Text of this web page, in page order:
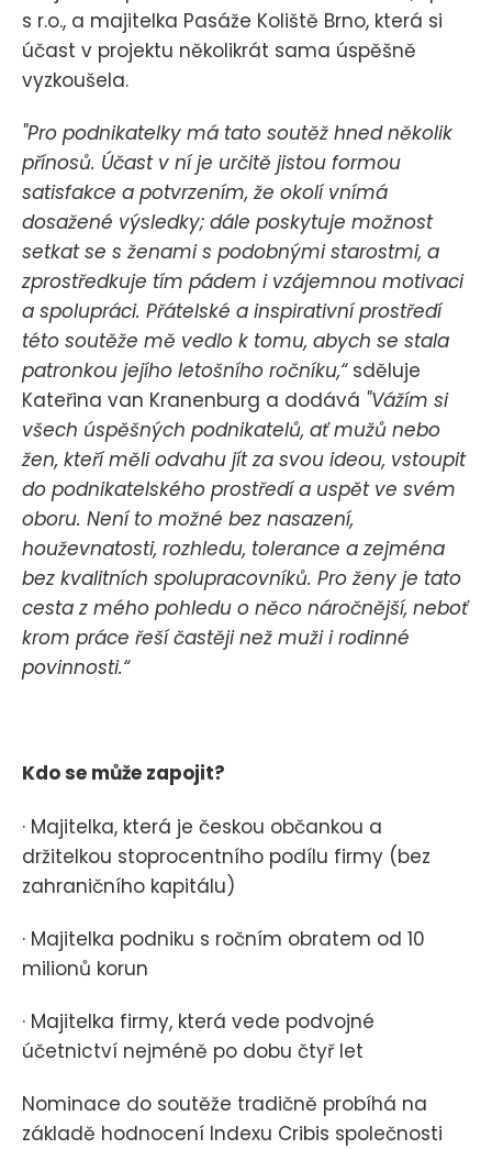
s r.o., a majitelka Pasáže Koliště Brno, která si
účast v projektu několikrát sama úspěšně
vyzkoušela.
"Pro podnikatelky má tato soutěž hned několik
přínosů. Účast v ní je určitě jistou formou
satisfakce a potvrzením, že okolí vnímá
dosažené výsledky; dále poskytuje možnost
setkat se s ženami s podobnými starostmi, a
zprostředkuje tím pádem i vzájemnou motivaci
a spolupráci. Přátelské a inspirativní prostředí
této soutěže mě vedlo k tomu, abych se stala
patronkou jejího letošního ročníku,“sděluje
Kateřina van Kranenburg a dodává "Vážím si
všech úspěšných podnikatelů, ať mužů nebo
žen, kteří měli odvahu jít za svou ideou, vstoupit
do podnikatelského prostředí a uspět ve svém
oboru. Není to možné bez nasazení,
houževnatosti, rozhledu, tolerance a zejména
bez kvalitních spolupracovníků. Pro ženy je tato
cesta z mého pohledu o něco náročnější, neboť
krom práce řeší častěji než muži i rodinné
povinnosti.“
Kdo se může zapojit?
· Majitelka, která je českou občankou a
držitelkou stoprocentního podílu firmy (bez
zahraničního kapitálu)
· Majitelka podniku s ročním obratem od 10
milionů korun
· Majitelka firmy, která vede podvojné
účetnictví nejméně po dobu čtyř let
Nominace do soutěže tradičně probíhá na
základě hodnocení Indexu Cribis společnosti